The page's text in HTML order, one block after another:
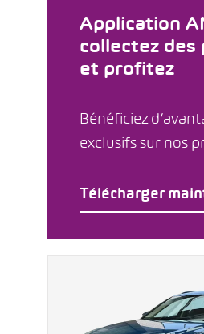
Application
collectez des
et profitez
Bénéficiez
exclusifs sur nos
Télécharger